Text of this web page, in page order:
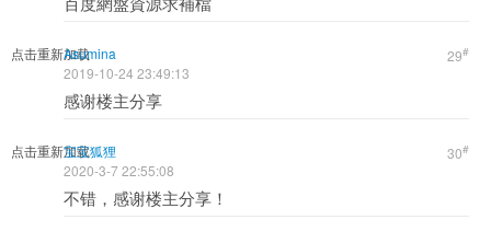
点击重新加载 29#
Asumina
2019-10-24 23:49:13
感谢楼主分享
点击重新加载 30#
宝宝狐狸
2020-3-7 22:55:08
不错，感谢楼主分享！